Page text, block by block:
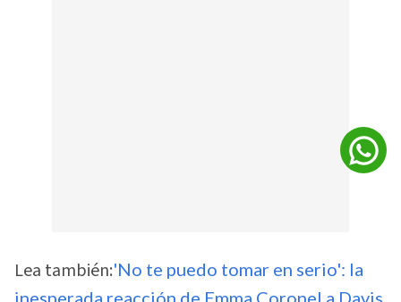
Lea también:'No te puedo tomar en serio': la
inesperada reacción de Emma Coronel a Davis